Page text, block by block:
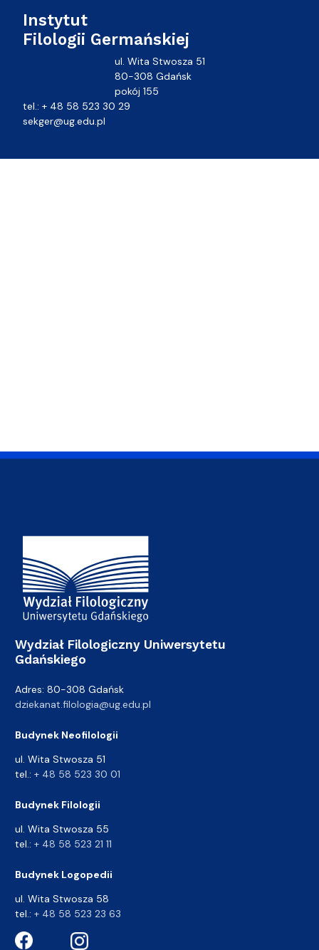
Instytut
Filologii Germańskiej
ul. Wita Stwosza 51
80-308 Gdańsk
pokój 155
tel.: + 48 58 523 30 29
sekger@ug.edu.pl
Adres Wydziału
Wydział Filologiczny Uniwersytetu
Gdańskiego
Adres: 80-308 Gdańsk
dziekanat.filologia@ug.edu.pl
Budynek Neofilologii
ul. Wita Stwosza 51
tel.: + 48 58 523 30 01
Budynek Filologii
ul. Wita Stwosza 55
tel.: + 48 58 523 21 11
Budynek Logopedii
ul. Wita Stwosza 58
tel.: + 48 58 523 23 63